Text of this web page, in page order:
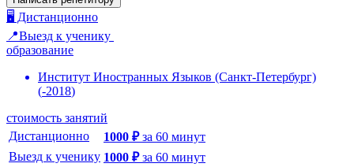
🖥️ Дистанционно
📍Выезд к ученику
образование
Институт Иностранных Языков (Санкт-Петербург)
(-2018)
стоимость занятий
Дистанционно
1000 ₽ за 60 минут
Выезд к ученику 1000 ₽ за 60 минут